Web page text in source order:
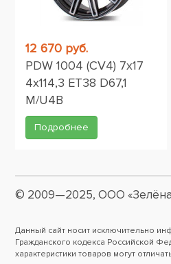
12 670 руб.
PDW 1004 (CV4) 7x17
4x114,3 ET38 D67,1
M/U4B
Подробнее
© 2009—2025, ООО
Данный сайт носит исключительно
Гражданского кодекса Российской
характеристики товаров могут